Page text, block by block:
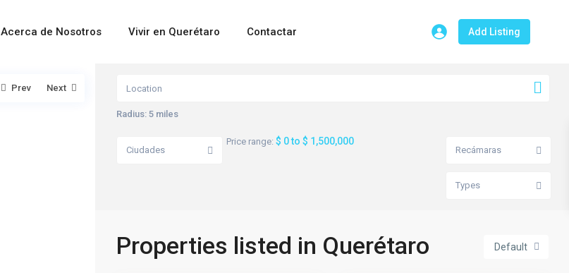
Acerca de Nosotros Vivir en Querétaro Contactar Add Listing
Prev Next
Radius: 5 miles
Ciudades
Price range: $ 0 to $ 1,500,000
Recámaras
Types
Default
Properties listed in Querétaro